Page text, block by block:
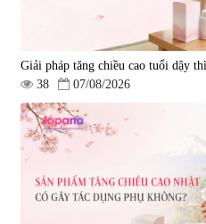
Viên uống hỗ trợ giấc ngủ Fujina
Sleepy Nhật Bản 80 viên
|13.760
580.000 đ
Giải pháp tăng chiều cao tuổi dậy
38
07/08/2026